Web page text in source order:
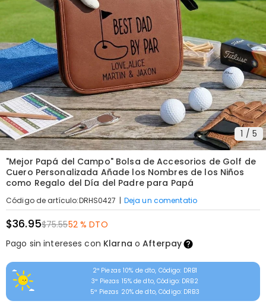
1 / 5
"Mejor Papá del Campo" Bolsa de Accesorios de Golf de
Cuero Personalizada Añade los Nombres de los Niños
como Regalo del Día del Padre para Papá
Código de artículo:DRHS0427 | Deja un comentatio
$36.95$75.5552 % DTO
Pago sin intereses con Klarna oAfterpay
2ª Piezas 10% de dto, Código: DRB1
3ª Piezas 15% de dto, Código: DRB2
5ª Piezas 20% de dto, Código: DRB3